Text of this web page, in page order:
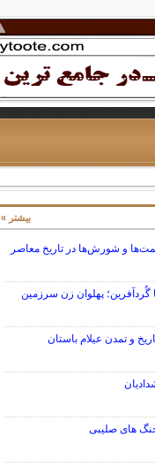
و شورش‌ها در تاریخ معاصر
گُردآفرین؛ پهلوان زن سرزمین
و تمدن عیلام باستان
جنگ های صلیبی
بیشتر »